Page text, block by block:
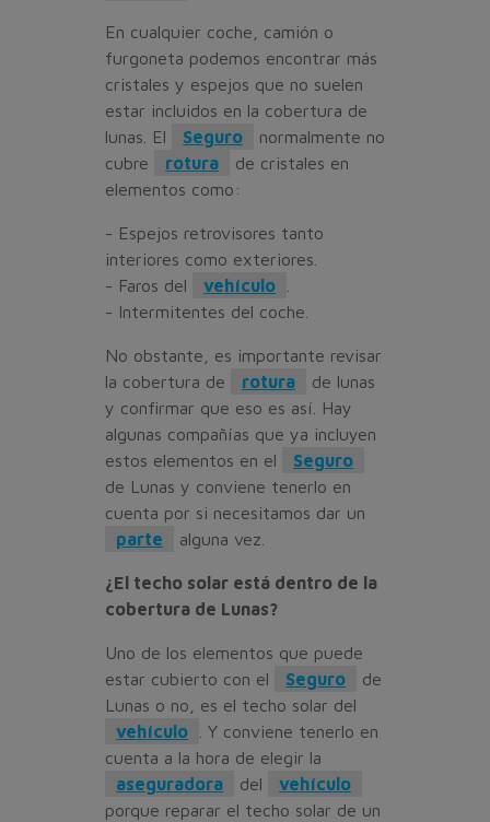
En cualquier coche, camión o
furgoneta podemos encontrar más
cristales y espejos que no suelen
estar incluidos en la cobertura de
lunas. El
Seguro
normalmente no
cubre
rotura
de cristales en
elementos como:
- Espejos retrovisores tanto
interiores como exteriores.
- Faros del
vehículo
- Intermitentes del coche.
No obstante, es importante revisar
la cobertura de
rotura
de lunas
y confirmar que eso es así. Hay
algunas compañías que ya incluyen
estos elementos en el
Seguro
de Lunas y conviene tenerlo en
cuenta por si necesitamos dar un
parte
alguna vez.
¿El techo solar está dentro de la
cobertura de Lunas?
Uno de los elementos que puede
estar cubierto con el
Seguro
de
Lunas o no, es el techo solar del
vehículo
. Y conviene tenerlo en
cuenta a la hora de elegir la
aseguradora
del
vehículo
porque reparar el techo solar de un